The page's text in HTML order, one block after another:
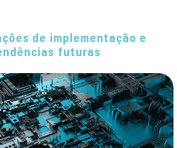
de implementação e
futuras